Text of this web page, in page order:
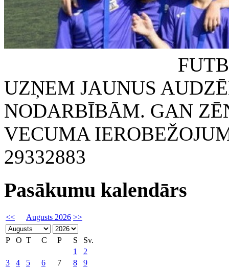
FUTBOLA
UZŅEM JAUNUS
NODARBĪBĀM. GAN
VECUMA
29332883
Pasākumu kalendārs
<< Augusts 2026 >>
P O T C P S
Sv.
1
2
3
4 5 6 7 8
9